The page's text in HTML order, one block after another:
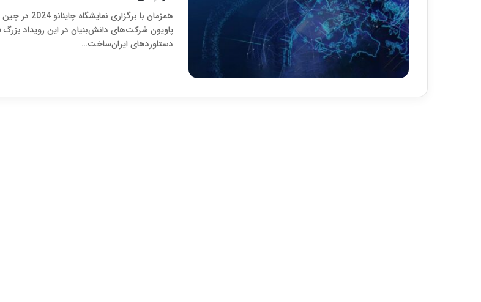
همزمان با برگزاری
پاویون شرکت‌های دانش‌بنیان در این رویداد بزرگ
دستاوردهای ایران‌ساخت…